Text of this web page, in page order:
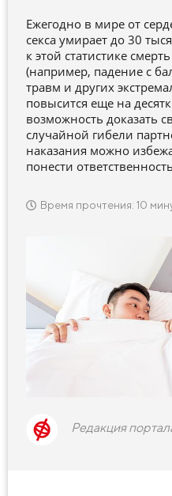
Ежегодно в мире от
секса умирает до 30
к этой статистике
(например, падение с
травм и других
повысится еще на
возможность доказать
случайной гибели
наказания можно
понести
Время прочтения: 10
Редакция